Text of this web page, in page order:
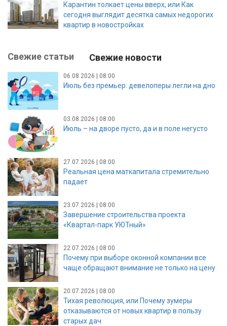
Карантин толкает цены вверх, или Как
сегодня выглядит десятка самых недорогих
квартир в новостройках
Свежие статьи Свежие новости
06.08.2026 | 08:00
Июль без премьер: девелоперы легли на дно
03.08.2026 | 08:00
Июль – на дворе пусто, да и в поле негусто
27.07.2026 | 08:00
Реальная цена маткапитала стремительно
падает
23.07.2026 | 08:00
Завершение строительства проекта
«Квартал-парк УЮТный»
22.07.2026 | 08:00
Почему при выборе оконной компании все
чаще обращают внимание не только на цену
20.07.2026 | 08:00
Тихая революция, или Почему зумеры
отказываются от новых квартир в пользу
старых дач